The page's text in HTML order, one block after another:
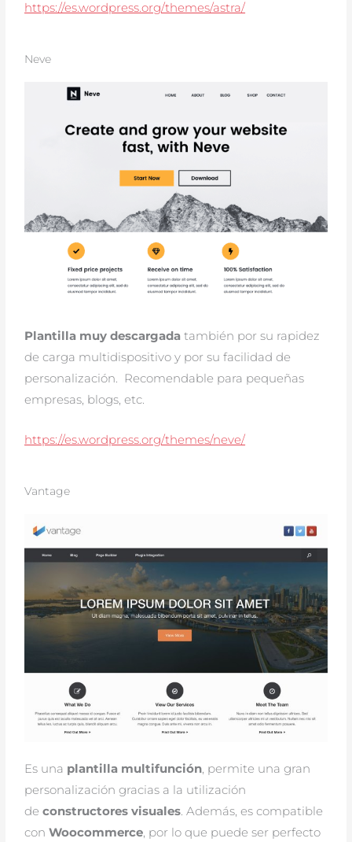
https://es.wordpress.org/themes/astra/
Neve
Plantilla muy descargada también por su rapidez
de carga multidispositivo y por su facilidad de
personalización. Recomendable para pequeñas
empresas, blogs, etc.
https://es.wordpress.org/themes/neve/
Vantage
Es una plantilla multifunción , permite una gran
personalización gracias a la utilización
deconstructores visuales . Además, es compatible
conWoocommerce , por lo que puede ser perfecto